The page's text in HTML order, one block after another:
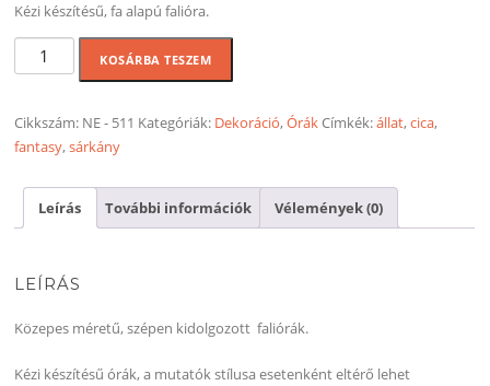
Kézi készítésű, fa alapú falióra.
Sárkánycica
négyszög
20
cm
KOSÁRBA TESZEM
Cikkszám: NE - 511 Kategóriák: Dekoráció,ÓrákCímkék:állat,cica,
fantasy,sárkány
Leírás További információk Vélemények (0)
LEÍRÁS
Közepes méretű, szépen kidolgozott faliórák.
Kézi készítésű órák, a mutatók stílusa esetenként eltérő lehet